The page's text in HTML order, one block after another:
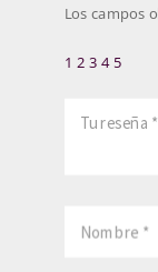
Los campos
1 2 3 4 5